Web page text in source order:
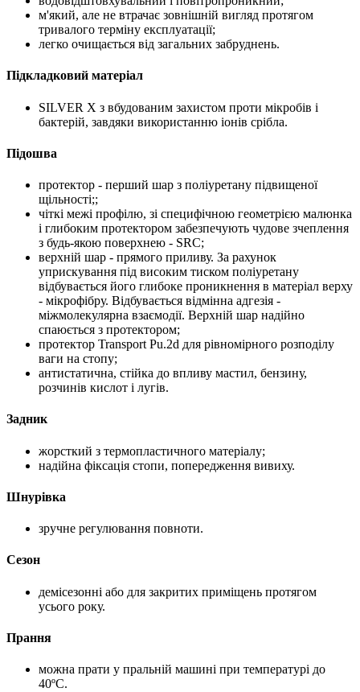
м'який, але не втрачає зовнішній вигляд протягом
тривалого терміну експлуатації;
легко очищається від загальних забруднень.
Підкладковий матеріал
SILVER X з вбудованим захистом проти мікробів і
бактерій, завдяки використанню іонів срібла.
Підошва
протектор - перший шар з поліуретану підвищеної
щільності;;
чіткі межі профілю, зі специфічною геометрією малюнка
і глибоким протектором забезпечують чудове зчеплення
з будь-якою поверхнею - SRC;
верхній шар - прямого приливу. За рахунок
уприскування під високим тиском поліуретану
відбувається його глибоке проникнення в матеріал верху
- мікрофібру. Відбувається відмінна адгезія -
міжмолекулярна взаємодії. Верхній шар надійно
спаюється з протектором;
протектор Transport Pu.2d для рівномірного розподілу
ваги на стопу;
антистатична, стійка до впливу мастил, бензину,
розчинів кислот і лугів.
Задник
жорсткий з термопластичного матеріалу;
надійна фіксація стопи, попередження вивиху.
Шнурівка
зручне регулювання повноти.
Сезон
демісезонні або для закритих приміщень протягом
усього року.
Прання
можна прати у пральній машині при температурі до
40ºС.